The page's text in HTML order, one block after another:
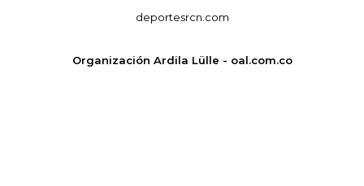
deportesrcn.com
Organización Ardila Lülle - oal.com.co